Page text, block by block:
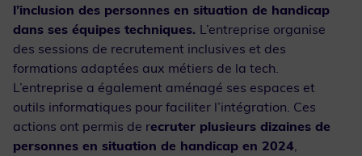
l’inclusion des personnes en situation de handicap
dans ses équipes techniques. L’entreprise organise
des sessions de recrutement inclusives et des
formations adaptées aux métiers de la tech.
L’entreprise a également aménagé ses espaces et
outils informatiques pour faciliter l’intégration. Ces
actions ont permis de recruter plusieurs dizaines de
personnes en situation de handicap en 2024,